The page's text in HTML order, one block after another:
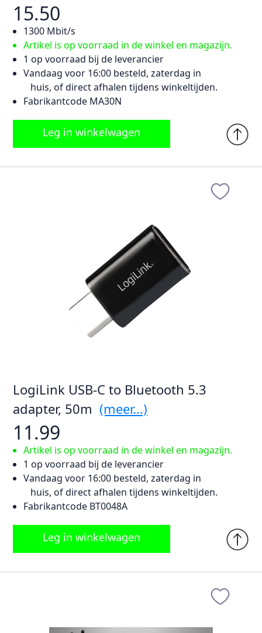
15.50
1300 Mbit/s
Artikel is op voorraad in de winkel en magazijn.
1 op voorraad bij de leverancier
Vandaag voor 16:00 besteld, zaterdag in
huis, of direct afhalen tijdens winkeltijden.
Fabrikantcode MA30N
Leg in winkelwagen
LogiLink USB-C to Bluetooth 5.3
adapter, 50m(meer...)
11.99
Artikel is op voorraad in de winkel en magazijn.
1 op voorraad bij de leverancier
Vandaag voor 16:00 besteld, zaterdag in
huis, of direct afhalen tijdens winkeltijden.
Fabrikantcode BT0048A
Leg in winkelwagen